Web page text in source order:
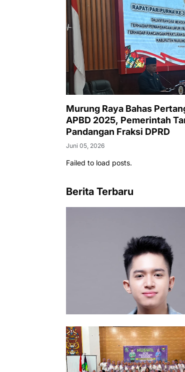
Murung Raya Bahas
APBD 2025, Pemerintah
Pandangan Fraksi DPRD
Juni 05, 2026
Failed to load posts.
Berita Terbaru